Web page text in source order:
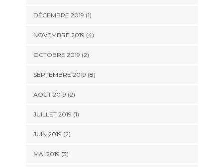
DÉCEMBRE 2019 (1)
NOVEMBRE 2019 (4)
OCTOBRE 2019 (2)
SEPTEMBRE 2019 (8)
AOÛT 2019 (2)
JUILLET 2019 (1)
JUIN 2019 (2)
MAI 2019 (3)